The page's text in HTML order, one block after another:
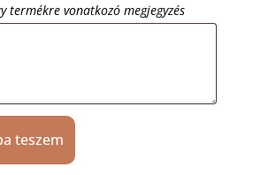
termékre vonatkozó megjegyzés
teszem